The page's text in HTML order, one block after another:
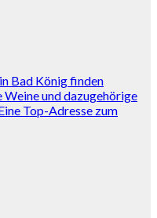
Bad König finden
und dazugehörige
Top-Adresse zum